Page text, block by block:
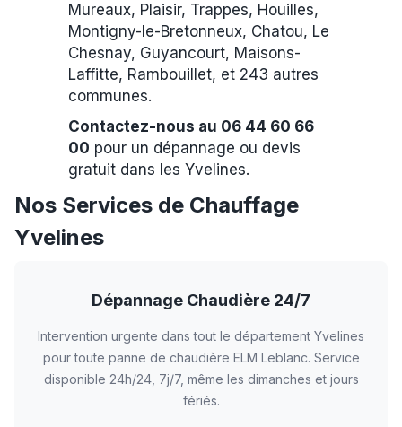
Mureaux, Plaisir, Trappes, Houilles,
Montigny-le-Bretonneux, Chatou, Le
Chesnay, Guyancourt, Maisons-
Laffitte, Rambouillet, et 243 autres
communes.
Contactez-nous au 06 44 60 66
00 pour un dépannage ou devis
gratuit dans les Yvelines.
Nos Services de Chauffage
Yvelines
Dépannage Chaudière 24/7
Intervention urgente dans tout le département Yvelines
pour toute panne de chaudière ELM Leblanc. Service
disponible 24h/24, 7j/7, même les dimanches et jours
fériés.